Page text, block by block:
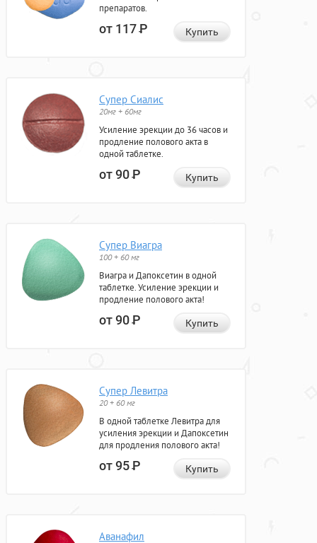
препаратов.
от 117Р Купить
Супер Сиалис
20мг + 60мг
Усиление эрекции до 36 часов и
продление полового акта в
одной таблетке.
от 90Р Купить
Супер Виагра
100 + 60 мг
Виагра и Дапоксетин в одной
таблетке. Усиление эрекции и
продление полового акта!
от 90Р Купить
Супер Левитра
20 + 60 мг
В одной таблетке Левитра для
усиления эрекции и Дапоксетин
для продления полового акта!
от 95Р Купить
Аванафил